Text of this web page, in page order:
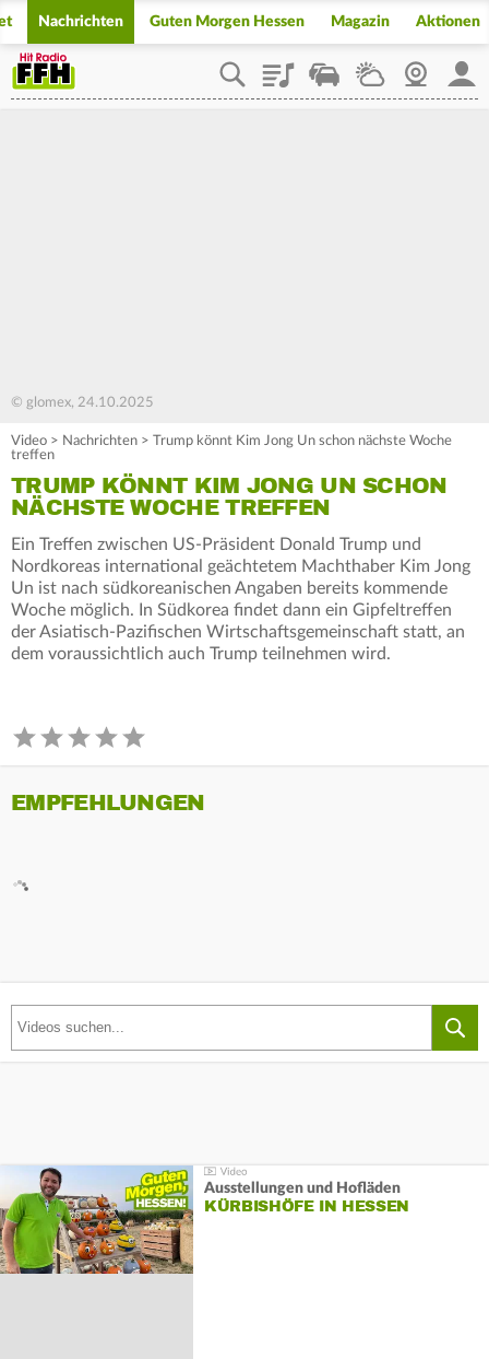
Nachrichten Guten Morgen Hessen Magazin Aktionen
PlaylistStaupilotWetterWebcam
© glomex, 24.10.2025
Video > Nachrichten > Trump könnt Kim Jong Un schon nächste Woche
treffen
TRUMP KÖNNT KIM JONG UN SCHON
NÄCHSTE WOCHE TREFFEN
Ein Treffen zwischen US-Präsident Donald Trump und
Nordkoreas international geächtetem Machthaber Kim Jong
Un ist nach südkoreanischen Angaben bereits kommende
Woche möglich. In Südkorea findet dann ein Gipfeltreffen
der Asiatisch-Pazifischen Wirtschaftsgemeinschaft statt, an
dem voraussichtlich auch Trump teilnehmen wird.
EMPFEHLUNGEN
Ausstellungen und Hofläden
KÜRBISHÖFE IN HESSEN